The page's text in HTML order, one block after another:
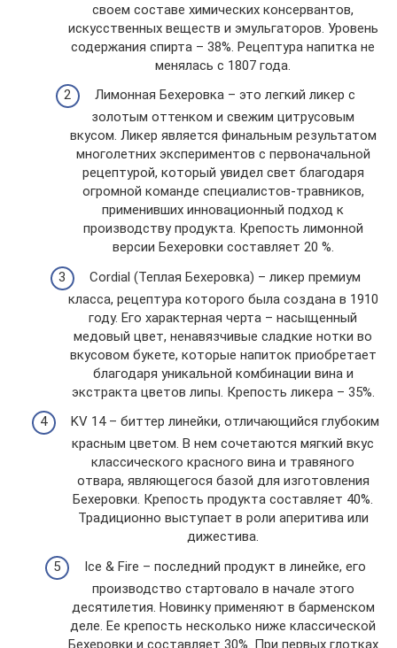
своем составе химических консервантов,
искусственных веществ и эмульгаторов. Уровень
содержания спирта – 38%. Рецептура напитка не
менялась с 1807 года.
Лимонная Бехеровка – это легкий ликер с
золотым оттенком и свежим цитрусовым
вкусом. Ликер является финальным результатом
многолетних экспериментов с первоначальной
рецептурой, который увидел свет благодаря
огромной команде специалистов-травников,
применивших инновационный подход к
производству продукта. Крепость лимонной
версии Бехеровки составляет 20 %.
Cordial (Теплая Бехеровка) – ликер премиум
класса, рецептура которого была создана в 1910
году. Его характерная черта – насыщенный
медовый цвет, ненавязчивые сладкие нотки во
вкусовом букете, которые напиток приобретает
благодаря уникальной комбинации вина и
экстракта цветов липы. Крепость ликера – 35%.
KV 14 – биттер линейки, отличающийся глубоким
красным цветом. В нем сочетаются мягкий вкус
классического красного вина и травяного
отвара, являющегося базой для изготовления
Бехеровки. Крепость продукта составляет 40%.
Традиционно выступает в роли аперитива или
дижестива.
Ice & Fire – последний продукт в линейке, его
производство стартовало в начале этого
десятилетия. Новинку применяют в барменском
деле. Ее крепость несколько ниже классической
Бехеровки и составляет 30%. При первых глотках